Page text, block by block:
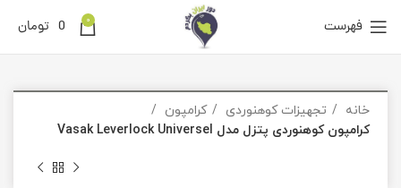
فهرست 0
0 تومان
خانه تجهیزات کوهنوردی
کرامپون
کرامپون کوهنوردی پتزل مدل Vasak Leverlock Universel